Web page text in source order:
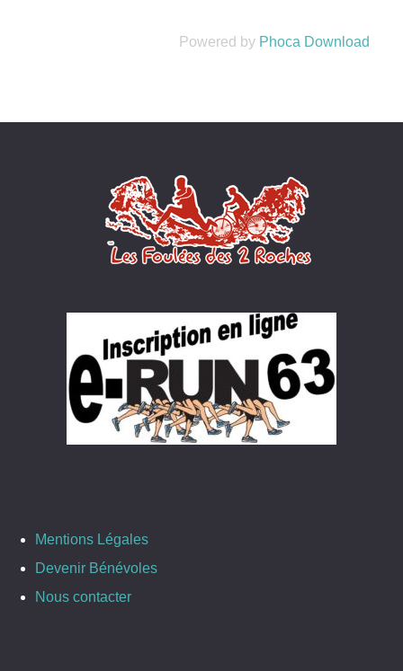
Powered by Phoca Download
Mentions Légales
Devenir Bénévoles
Nous contacter